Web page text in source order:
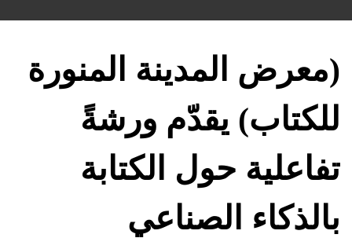
(معرض المدينة المنورة
للكتاب) يقدّم ورشةً
تفاعلية حول الكتابة
بالذكاء الصناعي